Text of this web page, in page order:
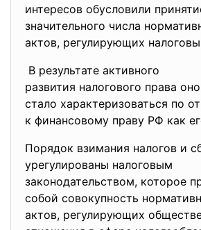
интересов обусловили
значительного числа
актов, регулирующих
В результате активного
развития налогового права оно
стало характеризоваться по
к финансовому праву РФ как
Порядок взимания налогов и
урегулированы налоговым
законодательством, которое
собой совокупность
актов, регулирующих